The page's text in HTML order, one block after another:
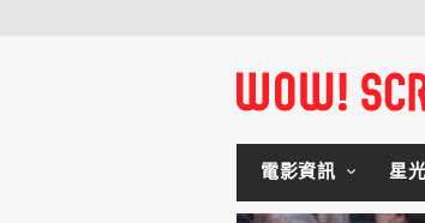
電影資訊 星